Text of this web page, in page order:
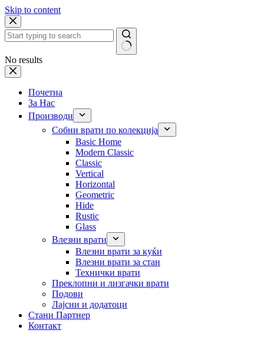
Skip to content
No results
Почетна
За Нас
Производи
Собни врати по колекција
Basic Home
Modern Classic
Classic
Vertical
Horizontal
Geometric
Hide
Rustic
Glass
Влезни врати
Влезни врати за куќи
Влезни врати за стан
Технички врати
Преклопни и лизгачки врати
Подови
Лајсни и додатоци
Стани Партнер
Контакт